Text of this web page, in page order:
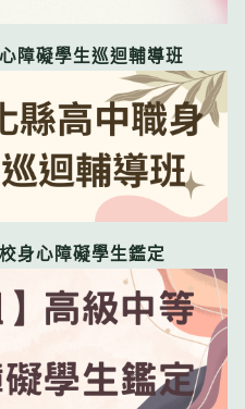
障礙學生巡迴輔導班
身心障礙學生鑑定